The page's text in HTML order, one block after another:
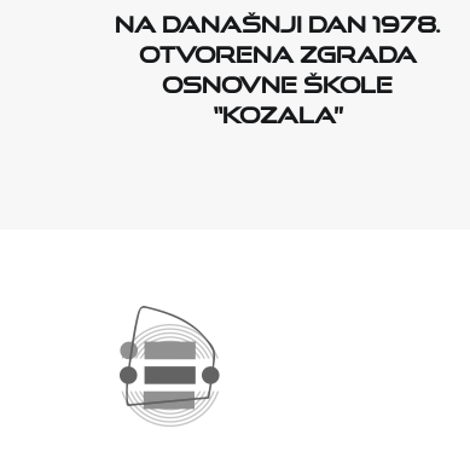
Na današnji dan 1978.
otvorena zgrada
Osnovne škole
“Kozala”